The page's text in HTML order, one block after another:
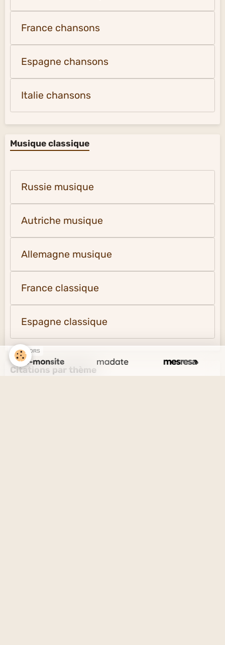
France chansons
Espagne chansons
Italie chansons
Musique classique
Russie musique
Autriche musique
Allemagne musique
France classique
Espagne classique
Citations par thème
SPONSORS